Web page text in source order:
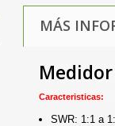
MÁS
Medidor
Caracteristicas:
SWR: 1:1 a